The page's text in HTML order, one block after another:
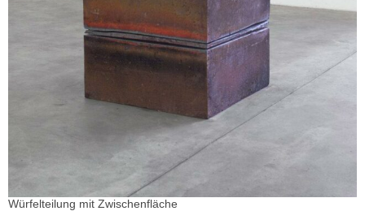
Würfelteilung mit Zwischenfläche